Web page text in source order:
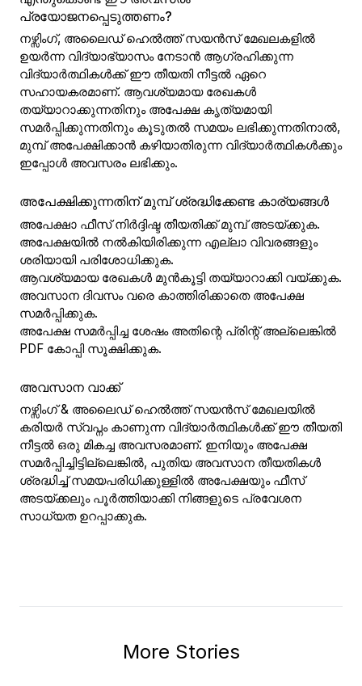
പ്രയോജനപ്പെടുത്തണം?
നഴ്സിംഗ്, അലൈഡ് ഹെൽത്ത് സയൻസ് മേഖലകളിൽ
ഉയർന്ന വിദ്യാഭ്യാസം നേടാൻ ആഗ്രഹിക്കുന്ന
വിദ്യാർത്ഥികൾക്ക് ഈ തീയതി നീട്ടൽ ഏറെ
സഹായകരമാണ്. ആവശ്യമായ രേഖകൾ
തയ്യാറാക്കുന്നതിനും അപേക്ഷ കൃത്യമായി
സമർപ്പിക്കുന്നതിനും കൂടുതൽ സമയം ലഭിക്കുന്നതിനാൽ,
മുമ്പ് അപേക്ഷിക്കാൻ കഴിയാതിരുന്ന വിദ്യാർത്ഥികൾക്കും
ഇപ്പോൾ അവസരം ലഭിക്കും.
അപേക്ഷിക്കുന്നതിന് മുമ്പ് ശ്രദ്ധിക്കേണ്ട കാര്യങ്ങൾ
അപേക്ഷാ ഫീസ് നിർദ്ദിഷ്ട തീയതിക്ക് മുമ്പ് അടയ്ക്കുക.
അപേക്ഷയിൽ നൽകിയിരിക്കുന്ന എല്ലാ വിവരങ്ങളും
ശരിയായി പരിശോധിക്കുക.
ആവശ്യമായ രേഖകൾ മുൻകൂട്ടി തയ്യാറാക്കി വയ്ക്കുക.
അവസാന ദിവസം വരെ കാത്തിരിക്കാതെ അപേക്ഷ
സമർപ്പിക്കുക.
അപേക്ഷ സമർപ്പിച്ച ശേഷം അതിന്റെ പ്രിന്റ് അല്ലെങ്കിൽ
PDF കോപ്പി സൂക്ഷിക്കുക.
അവസാന വാക്ക്
നഴ്സിംഗ് & അലൈഡ് ഹെൽത്ത് സയൻസ് മേഖലയിൽ
കരിയർ സ്വപ്നം കാണുന്ന വിദ്യാർത്ഥികൾക്ക് ഈ തീയതി
നീട്ടൽ ഒരു മികച്ച അവസരമാണ്. ഇനിയും അപേക്ഷ
സമർപ്പിച്ചിട്ടില്ലെങ്കിൽ, പുതിയ അവസാന തീയതികൾ
ശ്രദ്ധിച്ച് സമയപരിധിക്കുള്ളിൽ അപേക്ഷയും ഫീസ്
അടയ്ക്കലും പൂർത്തിയാക്കി നിങ്ങളുടെ പ്രവേശന
സാധ്യത ഉറപ്പാക്കുക.
More Stories